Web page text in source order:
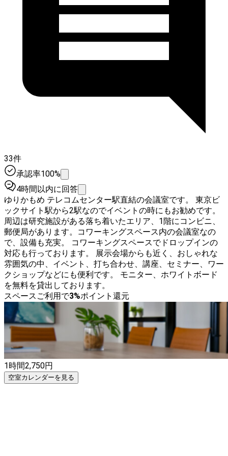
33件
承認率100%
4時間以内に回答
ゆりかもめ テレコムセンター駅直結の会議室です。 東京ビ
ックサイト駅から2駅なのでイベントの時にもお勧めです。
周辺は研究施設がある落ち着いたエリア、1階にコンビニ、
郵便局があります。コワーキングスペース内の会議室なの
で、設備も充実。 コワーキングスペースでドロップインの
対応も行っております。 展示会場からも近く、おしゃれな
雰囲気の中、イベント、打ち合わせ、講座、セミナー、ワー
クショップなどにも便利です。 モニター、ホワイトボード
を無料を貸出しております。
スペースご利用で3%ポイント還元
1時間2,750円
空室カレンダーを見る